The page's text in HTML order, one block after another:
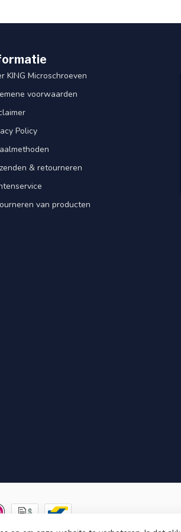
KING Microschroeven
voorwaarden
Policy
& retourneren
van producten